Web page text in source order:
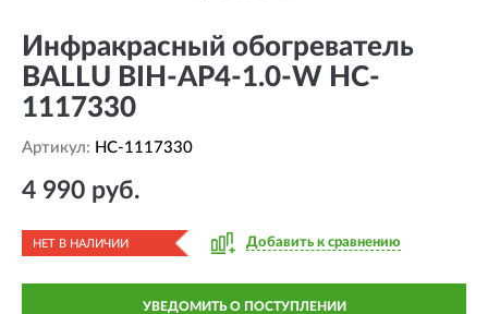
Инфракрасный обогреватель
BALLU BIH-AP4-1.0-W HC-
1117330
Артикул: HC-1117330
4 990 руб.
НЕТ В НАЛИЧИИ Добавить к сравнению
УВЕДОМИТЬ О ПОСТУПЛЕНИИ